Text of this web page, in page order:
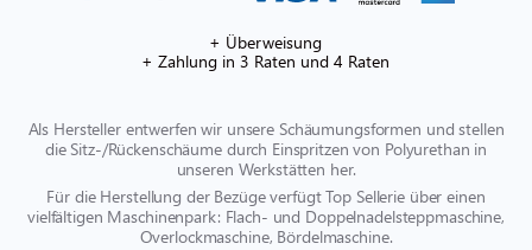
+ Überweisung
+ Zahlung in 3 Raten und 4 Raten
Als Hersteller entwerfen wir unsere Schäumungsformen und stellen
die Sitz-/Rückenschäume durch Einspritzen von Polyurethan in
unseren Werkstätten her.
Für die Herstellung der Bezüge verfügt Top Sellerie über einen
vielfältigen Maschinenpark: Flach- und Doppelnadelsteppmaschine,
Overlockmaschine, Bördelmaschine.